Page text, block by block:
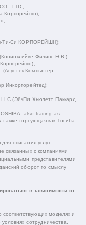
LTD.;
Корпорейшн);
Ти-Си КОРПОРЕЙШН);
Филипс Н.В.);
(Асустек Компьютер
Инкорпорейтед);
(ЭйчПи Хьюлетт Паккард
also trading as
торгующая как Тосиба
описания услуг,
связанных с компаниями
представителями
оборот по смыслу
в зависимости от
моделях и
сотрудничества.